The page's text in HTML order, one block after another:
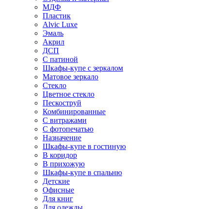
МДФ
Пластик
Alvic Luxe
Эмаль
Акрил
ДСП
С патиной
Шкафы-купе с зеркалом
Матовое зеркало
Стекло
Цветное стекло
Пескоструй
Комбинированные
С витражами
С фотопечатью
Назначение
Шкафы-купе в гостиную
В коридор
В прихожую
Шкафы-купе в спальню
Детские
Офисные
Для книг
Для одежды